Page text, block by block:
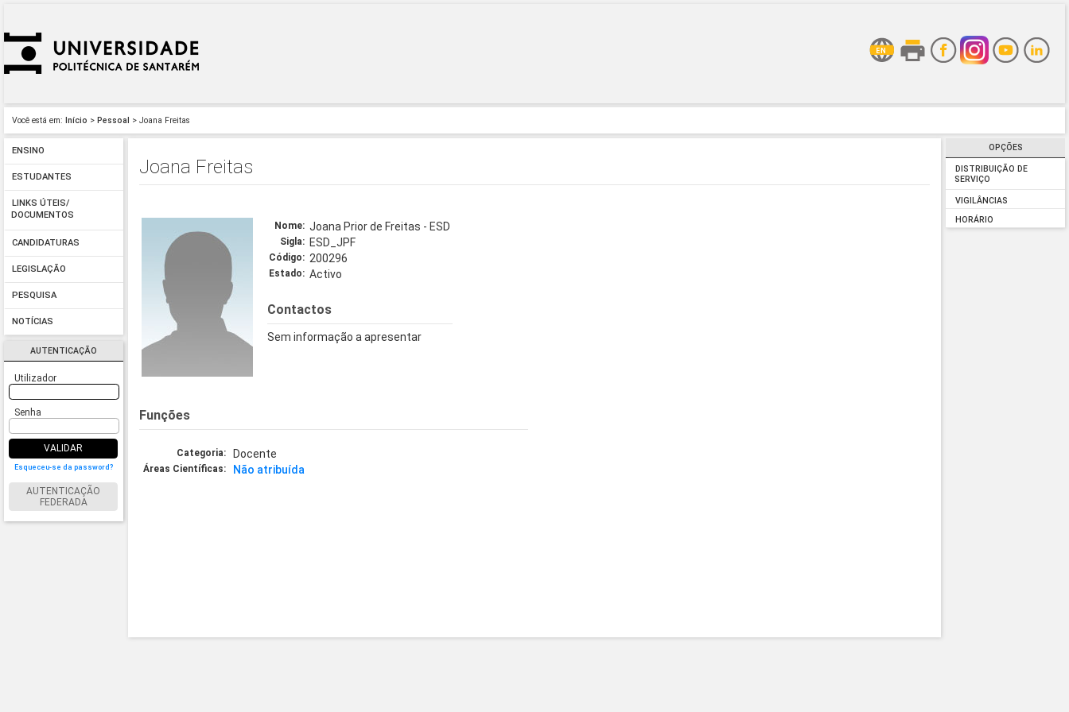
Você está em: Início > Pessoal > Joana Freitas
ENSINO
ESTUDANTES
LINKS ÚTEIS/
DOCUMENTOS
CANDIDATURAS
LEGISLAÇÃO
PESQUISA
NOTÍCIAS
AUTENTICAÇÃO
Utilizador
Senha
VALIDAR
Esqueceu-se da password?
AUTENTICAÇÃO
FEDERADA
OPÇÕES
DISTRIBUIÇÃO DE
SERVIÇO
VIGILÂNCIAS
HORÁRIO
Joana Freitas
Nome: Joana Prior de Freitas - ESD
Sigla: ESD_JPF
Código: 200296
Estado: Activo
Contactos
Sem informação a apresentar
Funções
Categoria: Docente
Áreas Científicas: Não atribuída